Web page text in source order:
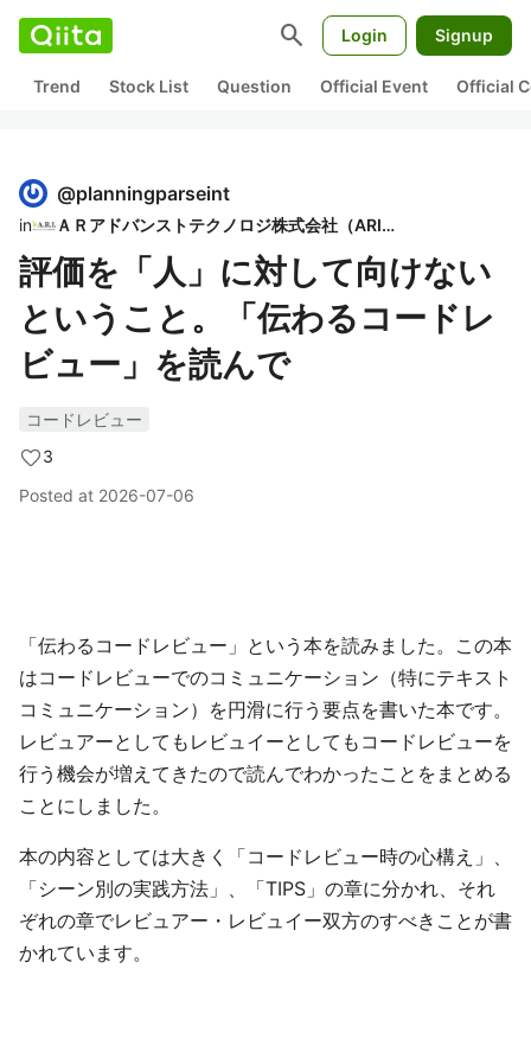
search Login Signup
Trend Stock List Question Official Event Official
@planningparseint
in ＡＲアドバンストテクノロジ株式会社（ARI）
評価を「人」に対して向けない
ということ。「伝わるコードレ
ビュー」を読んで
コードレビュー
3
Posted at 2026-07-06
「伝わるコードレビュー」という本を読みました。この本
はコードレビューでのコミュニケーション（特にテキスト
コミュニケーション）を円滑に行う要点を書いた本です。
レビュアーとしてもレビュイーとしてもコードレビューを
行う機会が増えてきたので読んでわかったことをまとめる
ことにしました。
本の内容としては大きく「コードレビュー時の心構え」、
「シーン別の実践方法」、「TIPS」の章に分かれ、それ
ぞれの章でレビュアー・レビュイー双方のすべきことが書
かれています。